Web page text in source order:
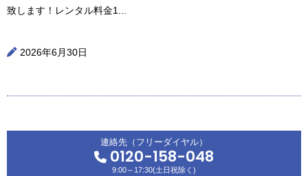
致します！レンタル料金1...
2026年6月30日
連絡先（フリーダイヤル）
0120-158-048
9:00～17:30(土日祝除く)